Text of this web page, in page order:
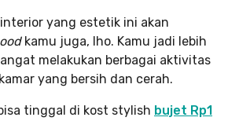
yang estetik ini akan
kamu juga, lho. Kamu jadi lebih
melakukan berbagai aktivitas
yang bersih dan cerah.
tinggal di kost stylish bujet Rp1